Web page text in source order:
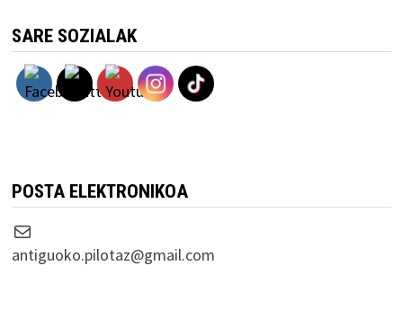
SARE SOZIALAK
POSTA ELEKTRONIKOA
Correo electrónico
antiguoko.pilotaz@gmail.com